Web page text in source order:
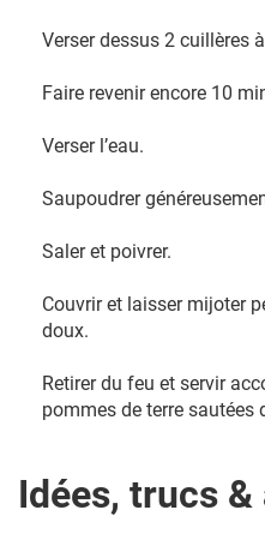
Verser dessus 2 cuillères
Faire revenir encore 10
Verser l’eau.
Saupoudrer
Saler et poivrer.
Couvrir et laisser mijoter
doux.
Retirer du feu et servir
pommes de terre sautées
Idées, trucs